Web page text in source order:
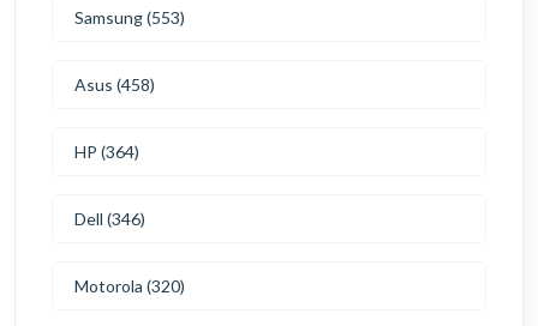
Samsung (553)
Asus (458)
HP (364)
Dell (346)
Motorola (320)